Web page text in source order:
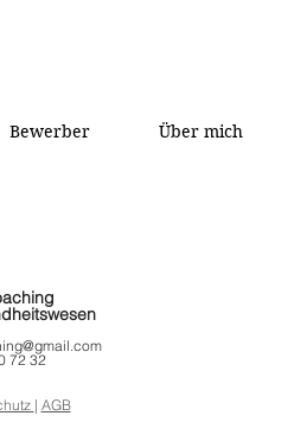
Bewerber Über mich
72 32
| AGB